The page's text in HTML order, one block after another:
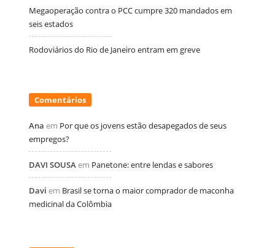
Megaoperação contra o PCC cumpre 320 mandados em
seis estados
Rodoviários do Rio de Janeiro entram em greve
Comentários
Ana em Por que os jovens estão desapegados de seus
empregos?
DAVI SOUSAem Panetone: entre lendas e sabores
Davi em Brasil se torna o maior comprador de maconha
medicinal da Colômbia